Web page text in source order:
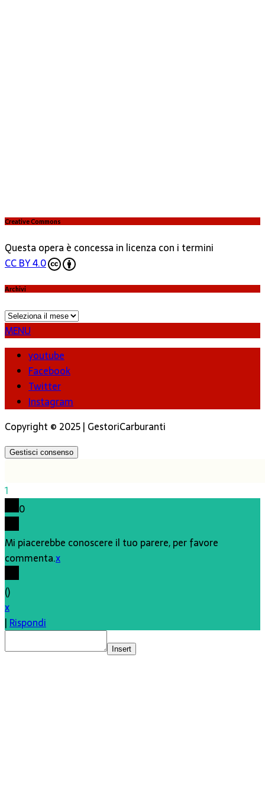
Creative Commons
Questa opera è concessa in licenza con i termini
CC BY 4.0
Archivi
Archivi
MENU
youtube
Facebook
Twitter
Instagram
Copyright © 2025 | GestoriCarburanti
Gestisci consenso
1
0
Mi piacerebbe conoscere il tuo parere, per favore
commenta.x
()
x
|Rispondi
Insert